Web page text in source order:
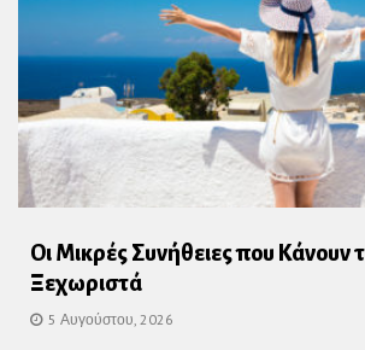
Οι Μικρές Συνήθειες που Κάνουν
Ξεχωριστά
5 Αυγούστου, 2026